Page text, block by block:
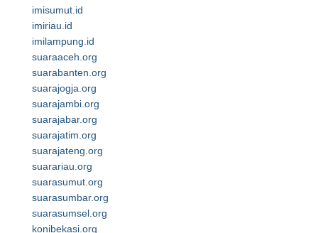
imisumut.id
imiriau.id
imilampung.id
suaraaceh.org
suarabanten.org
suarajogja.org
suarajambi.org
suarajabar.org
suarajatim.org
suarajateng.org
suarariau.org
suarasumut.org
suarasumbar.org
suarasumsel.org
konibekasi.org